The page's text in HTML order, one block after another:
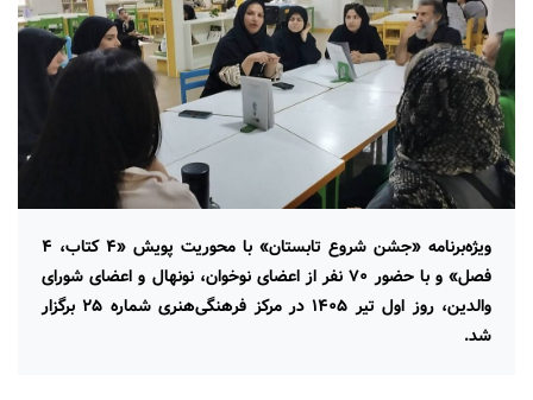
ویژه‌برنامه «جشن شروع تابستان» با محوریت پویش «۴ کتاب، ۴
فصل» و با حضور ۷۰ نفر از اعضای نوخوان، نونهال و اعضای شورای
والدین، روز اول تیر ۱۴۰۵ در مرکز فرهنگی‌هنری شماره ۲۵ برگزار
شد.